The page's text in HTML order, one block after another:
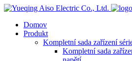
Domov
Produkt
Kompletní sada zařízení
Kompletní sada